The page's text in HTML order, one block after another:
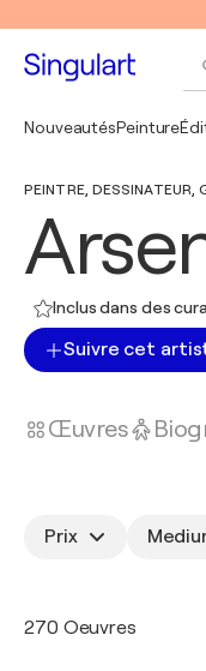
NouveautésPeinture
PEINTRE, DESSINATEUR,
Inclus dans des
Suivre cet
Œuvres
Prix
270 Oeuvres